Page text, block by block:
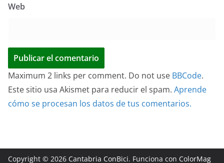
Web
Maximum 2 links per comment. Do not use BBCode.
Este sitio usa Akismet para reducir el spam. Aprende
cómo se procesan los datos de tus comentarios.
Copyright © 2026 Cantabria ConBici. Funciona con ColorMag